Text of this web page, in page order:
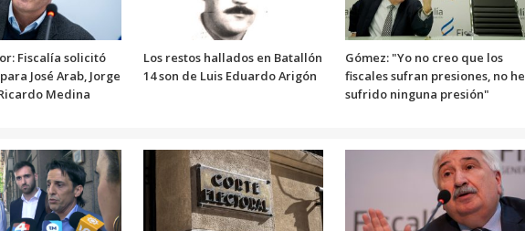
Fiscalía solicitó
José Arab, Jorge
Medina
Los restos hallados en Batallón
14 son de Luis Eduardo Arigón
Gómez: "Yo no creo que los
fiscales sufran presiones, no he
sufrido ninguna presión"